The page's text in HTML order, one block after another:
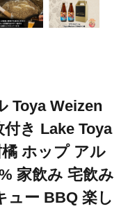
Toya Weizen
き Lake Toya
ホップ アル
家飲み 宅飲み
ュー BBQ 楽し